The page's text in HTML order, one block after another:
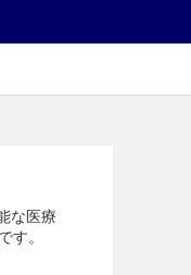
な医療
す。